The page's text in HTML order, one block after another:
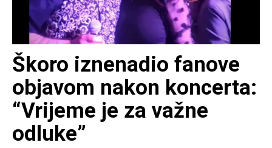
Škoro iznenadio fanove
objavom nakon koncerta:
“Vrijeme je za važne
odluke”